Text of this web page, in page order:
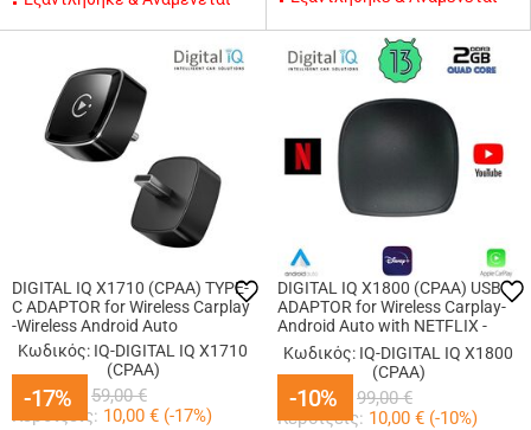
-17%
DIGITAL IQ X1710 (CPAA) TYPE-
C ADAPTOR for Wireless Carplay
-Wireless Android Auto
Κωδικός: IQ-DIGITAL IQ X1710
(CPAA)
49,00€ 59,00 €
Κερδίζεις: 10,00 € (-17%)
-17% -10%
DIGITAL IQ X1800 (CPAA) USB
ADAPTOR for Wireless Carplay-
Android Auto with NETFLIX -
YOUTUBE - DISNEY+
Κωδικός: IQ-DIGITAL IQ X1800
(CPAA)
89,00€ 99,00 €
Κερδίζεις: 10,00 € (-10%)
-10%